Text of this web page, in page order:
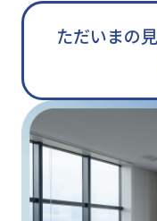
ただいまの